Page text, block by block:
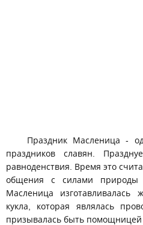
Праздник Масленица -
праздников славян.
равноденствия. Время это
общения с силами природы
Масленица
кукла, которая являлась
призывалась быть помощницей